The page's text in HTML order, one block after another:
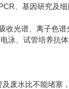
、基因研究及细
光谱、离子色谱分
泳、试管培养抗体
水比不能堵塞，